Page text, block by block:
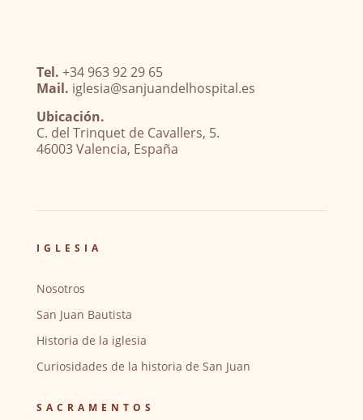
Tel. +34 963 92 29 65
Mail. iglesia@sanjuandelhospital.es
Ubicación.
C. del Trinquet de Cavallers, 5.
46003 Valencia, España
IGLESIA
Nosotros
San Juan Bautista
Historia de la iglesia
Curiosidades de la historia de San Juan
SACRAMENTOS